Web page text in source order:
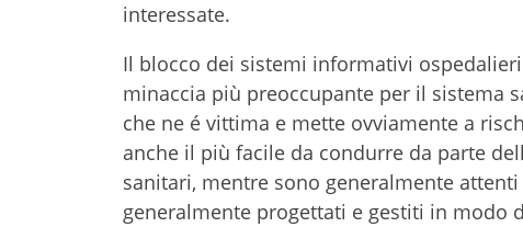
interessate.
Il blocco dei sistemi informativi
minaccia più preoccupante per il sistema
che ne é vittima e mette ovviamente a
anche il più facile da condurre da parte
sanitari, mentre sono generalmente
generalmente progettati e gestiti in modo